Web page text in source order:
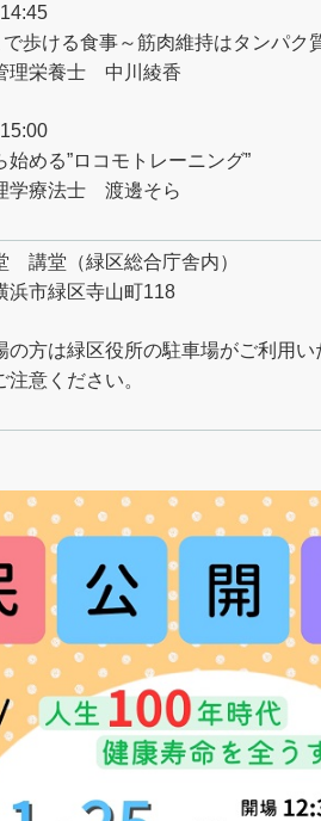
歩ける食事～筋肉維持はタンパク
理栄養士 中川綾香
始める”ロコモトレーニング”
学療法士 渡邊そら
講堂（緑区総合庁舎内）
浜市緑区寺山町118
方は緑区役所の駐車場がご利用い
注意ください。